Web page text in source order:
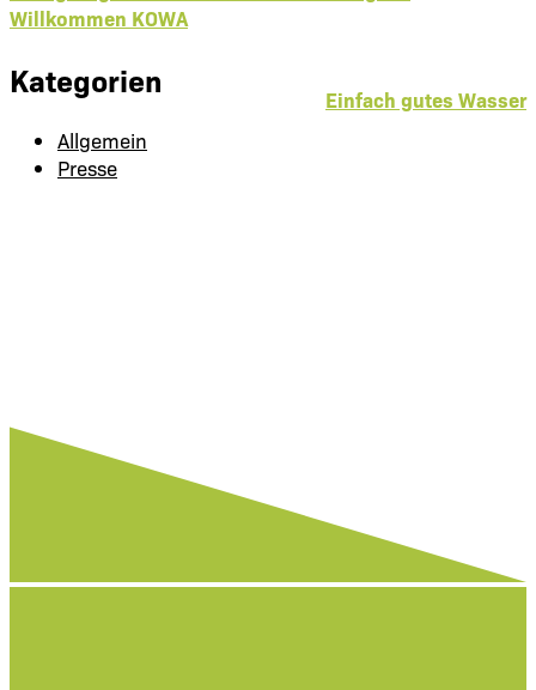
Willkommen KOWA
Einfach gutes Wasser
Kategorien
Allgemein
Presse